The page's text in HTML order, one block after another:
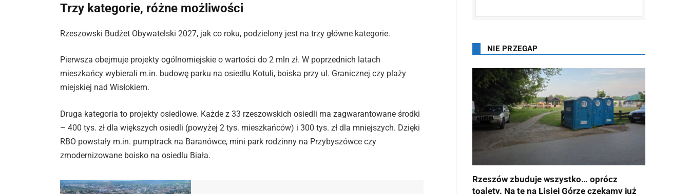
Trzy kategorie, różne możliwości
Rzeszowski Budżet Obywatelski 2027, jak co roku, podzielony jest na trzy główne kategorie.
Pierwsza obejmuje projekty ogólnomiejskie o wartości do 2 mln zł. W poprzednich latach
mieszkańcy wybierali m.in. budowę parku na osiedlu Kotuli, boiska przy ul. Granicznej czy plaży
miejskiej nad Wisłokiem.
Druga kategoria to projekty osiedlowe. Każde z 33 rzeszowskich osiedli ma zagwarantowane środki
– 400 tys. zł dla większych osiedli (powyżej 2 tys. mieszkańców) i 300 tys. zł dla mniejszych. Dzięki
RBO powstały m.in. pumptrack na Baranówce, mini park rodzinny na Przybyszówce czy
zmodernizowane boisko na osiedlu Biała.
NIE PRZEGAP
Rzeszów zbuduje wszystko… oprócz
toalety. Na tę na Lisiej Górze czekamy już